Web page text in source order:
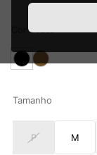
de cookies,
suas funções.
nosso Aviso de
entre outros, a
Cookies
CorPreto
Tamanho
P M